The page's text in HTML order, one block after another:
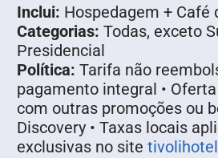
Inclui: Hospedagem + Café
Categorias: Todas, exceto
Presidencial
Política: Tarifa não
pagamento integral •
com outras promoções ou
Discovery • Taxas locais
exclusivas no site